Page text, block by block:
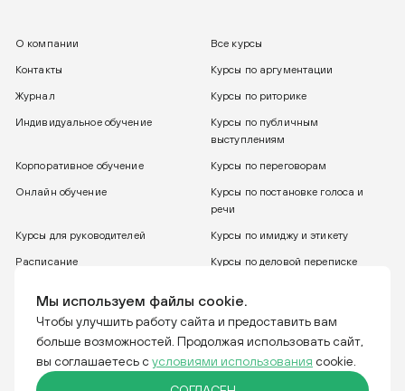
Мы используем файлы cookie.
Чтобы улучшить работу сайта и предоставить вам
больше возможностей. Продолжая использовать сайт,
вы соглашаетесь с условиями использования cookie.
О компании Все курсы
Контакты Курсы по аргументации
Журнал Курсы по риторике
Индивидуальное обучение
Курсы по публичным
выступлениям
Корпоративное обучение Курсы по переговорам
Онлайн обучение
Курсы по постановке голоса и
речи
Курсы для руководителей Курсы по имиджу и этикету
Расписание Курсы по деловой переписке